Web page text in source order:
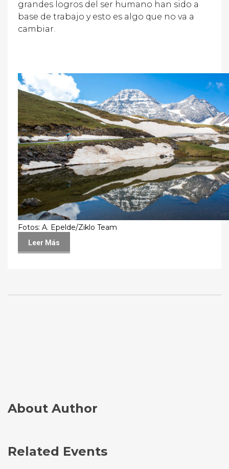
grandes logros del ser humano han sido a
base de trabajo y esto es algo que no va a
cambiar.
Fotos: A. Epelde/Ziklo Team
Leer Más
About Author
Related Events